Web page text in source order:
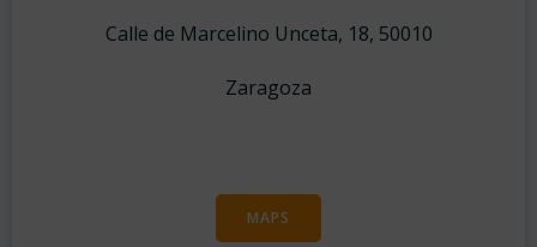
Calle de Marcelino Unceta, 18, 50010
Zaragoza
MAPS